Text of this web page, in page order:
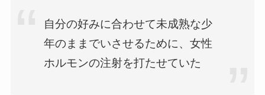
自分の好みに合わせて未成熟な少
年のままでいさせるために、女性
ホルモンの注射を打たせていた